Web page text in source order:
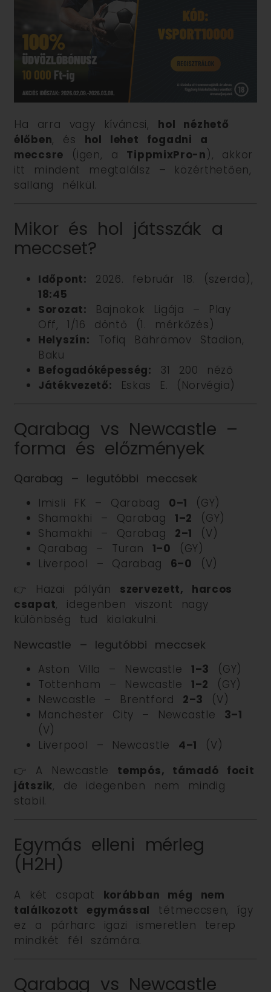
Ha arra vagy kíváncsi, hol nézhető
élőben, és hol lehet fogadni a
meccsre (igen, a TippmixPro-n ), akkor
itt mindent megtalálsz – közérthetően,
sallang nélkül.
Mikor és hol játsszák a
meccset?
Időpont: 2026. február 18. (szerda),
18:45
Sorozat: Bajnokok Ligája – Play
Off, 1/16 döntő (1. mérkőzés)
Helyszín: Tofiq Bährämov Stadion,
Baku
Befogadóképesség: 31 200 néző
Játékvezető: Eskas E. (Norvégia)
Qarabag vs Newcastle –
forma és előzmények
Qarabag – legutóbbi meccsek
Imisli FK – Qarabag 0–1 (GY)
Shamakhi – Qarabag 1–2 (GY)
Shamakhi – Qarabag 2–1 (V)
Qarabag – Turan 1–0 (GY)
Liverpool – Qarabag 6–0 (V)
👉 Hazai pályán szervezett, harcos
csapat, idegenben viszont nagy
különbség tud kialakulni.
Newcastle – legutóbbi meccsek
Aston Villa – Newcastle 1–3 (GY)
Tottenham – Newcastle 1–2 (GY)
Newcastle – Brentford 2–3 (V)
Manchester City – Newcastle 3–1
(V)
Liverpool – Newcastle 4–1 (V)
👉 A Newcastle tempós, támadó focit
játszik, de idegenben nem mindig
stabil.
Egymás elleni mérleg
(H2H)
A két csapat korábban még nem
találkozott egymással tétmeccsen, így
ez a párharc igazi ismeretlen terep
mindkét fél számára.
Qarabag vs Newcastle